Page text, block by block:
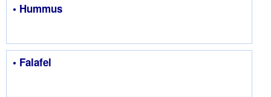
• Hummus
• Falafel